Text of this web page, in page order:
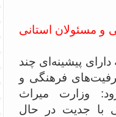
و مسئولان استانی
دارای پیشینه‌ای چند
فرهنگی و
وزارت میراث
با جدیت در حال